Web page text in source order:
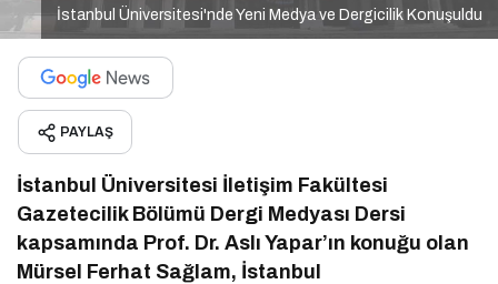
İstanbul Üniversitesi'nde Yeni Medya ve Dergicilik Konuşuldu
PAYLAŞ
İstanbul Üniversitesi İletişim Fakültesi
Gazetecilik Bölümü Dergi Medyası Dersi
kapsamında Prof. Dr. Aslı Yapar’ın konuğu olan
Mürsel Ferhat Sağlam, İstanbul